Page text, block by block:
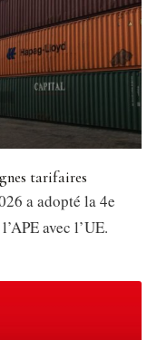
tarifaires
a adopté la 4e
avec l’UE.